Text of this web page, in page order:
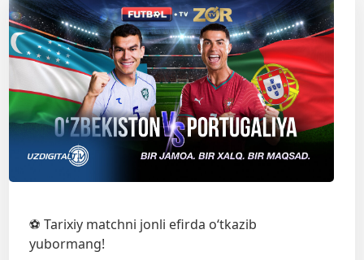
⚽️ Tarixiy matchni jonli efirda o‘tkazib
yubormang!